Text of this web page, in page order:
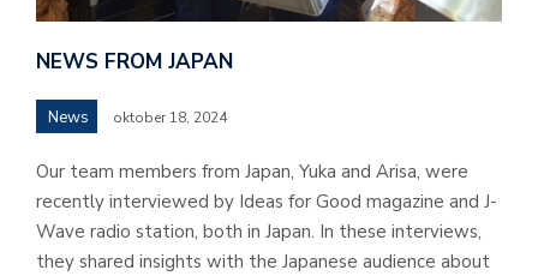
NEWS FROM JAPAN
News oktober 18, 2024
Our team members from Japan, Yuka and Arisa, were
recently interviewed by Ideas for Good magazine and J-
Wave radio station, both in Japan. In these interviews,
they shared insights with the Japanese audience about